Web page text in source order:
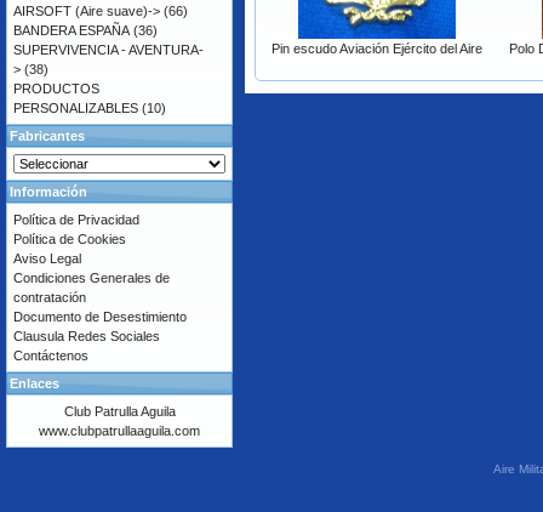
Pin escudo Aviación Ejército del Aire Polo
AIRSOFT (Aire suave)-> (66)
BANDERA ESPAÑA (36)
SUPERVIVENCIA - AVENTURA-
> (38)
PRODUCTOS
PERSONALIZABLES (10)
Fabricantes
Información
Política de Privacidad
Política de Cookies
Aviso Legal
Condiciones Generales de
contratación
Documento de Desestimiento
Clausula Redes Sociales
Contáctenos
Enlaces
Club Patrulla Aguila
www.clubpatrullaaguila.com
Aire